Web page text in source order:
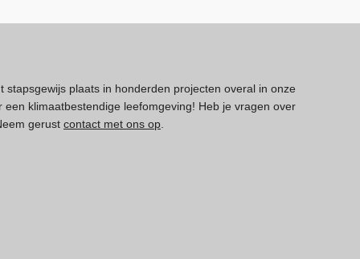
stapsgewijs plaats in honderden projecten overal in onze
klimaatbestendige leefomgeving! Heb je vragen over
gerust contact met ons op